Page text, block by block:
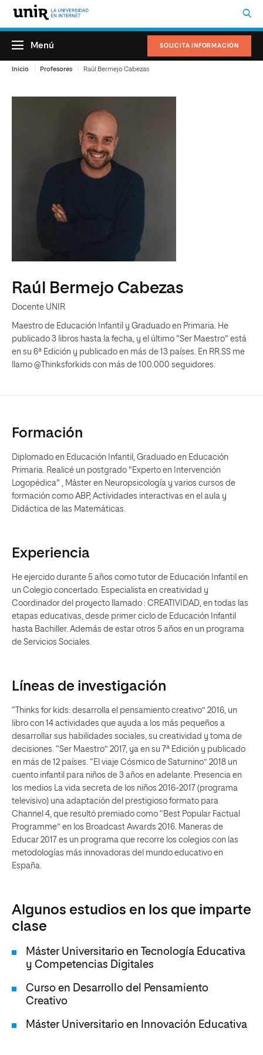
SOLICITA INFORMACIÓN
Menú
Inicio Profesores Raúl Bermejo Cabezas
Raúl Bermejo Cabezas
Docente UNIR
Maestro de Educación Infantil y Graduado en Primaria. He
publicado 3 libros hasta la fecha, y el último "Ser Maestro" está
en su 6ª Edición y publicado en más de 13 países. En RR.SS me
llamo @Thinksforkids con más de 100.000 seguidores.
Formación
Diplomado en Educación Infantil, Graduado en Educación
Primaria. Realicé un postgrado "Experto en Intervención
Logopédica" , Máster en Neuropsicología y varios cursos de
formación como ABP, Actividades interactivas en el aula y
Didáctica de las Matemáticas.
Experiencia
He ejercido durante 5 años como tutor de Educación Infantil en
un Colegio concertado. Especialista en creatividad y
Coordinador del proyecto llamado : CREATIVIDAD, en todas las
etapas educativas, desde primer ciclo de Educación Infantil
hasta Bachiller. Además de estar otros 5 años en un programa
de Servicios Sociales.
Líneas de investigación
“Thinks for kids: desarrolla el pensamiento creativo” 2016, un
libro con 14 actividades que ayuda a los más pequeños a
desarrollar sus habilidades sociales, su creatividad y toma de
decisiones. “Ser Maestro” 2017, ya en su 7ª Edición y publicado
en más de 12 países. “El viaje Cósmico de Saturnino” 2018 un
cuento infantil para niños de 3 años en adelante. Presencia en
los medios La vida secreta de los niños 2016-2017 (programa
televisivo) una adaptación del prestigioso formato para
Channel 4, que resultó premiado como “Best Popular Factual
Programme” en los Broadcast Awards 2016. Maneras de
Educar 2017 es un programa que recorre los colegios con las
metodologías más innovadoras del mundo educativo en
España.
Algunos estudios en los que imparte
clase
Máster Universitario en Tecnología Educativa
y Competencias Digitales
Curso en Desarrollo del Pensamiento
Creativo
Máster Universitario en Innovación Educativa